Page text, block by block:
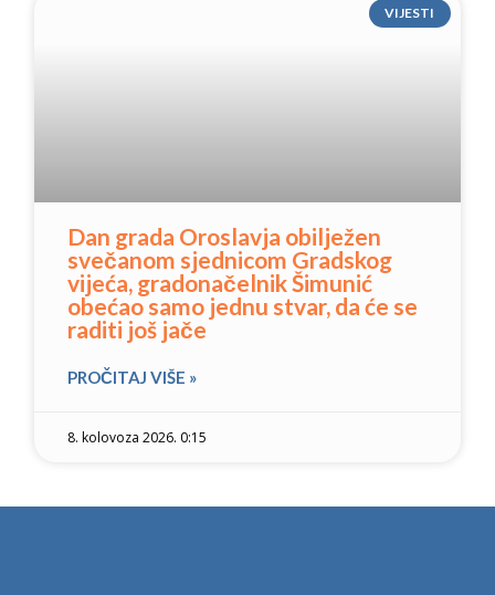
VIJESTI
Dan grada Oroslavja obilježen
svečanom sjednicom Gradskog
vijeća, gradonačelnik Šimunić
obećao samo jednu stvar, da će se
raditi još jače
PROČITAJ VIŠE »
8. kolovoza 2026. 0:15